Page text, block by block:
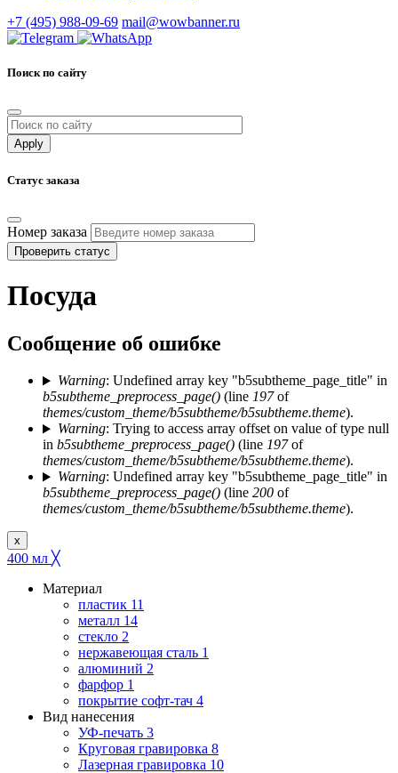
+7 (495) 988-09-69 mail@wowbanner.ru
Поиск по сайту
Статус заказа
Номер заказа
Проверить статус
Посуда
Сообщение об ошибке
Warning: Undefined array key "b5subtheme_page_title" in
b5subtheme_preprocess_page() (line 197of
themes/custom_theme/b5subtheme/b5subtheme.theme).
Warning: Trying to access array offset on value of type null
in b5subtheme_preprocess_page() (line 197of
themes/custom_theme/b5subtheme/b5subtheme.theme).
Warning: Undefined array key "b5subtheme_page_title" in
b5subtheme_preprocess_page() (line 200 of
themes/custom_theme/b5subtheme/b5subtheme.theme).
x
400 мл ╳
Материал
пластик 11
металл 14
стекло 2
нержавеющая сталь 1
алюминий 2
фарфор 1
покрытие софт-тач 4
Вид нанесения
УФ-печать 3
Круговая гравировка 8
Лазерная гравировка 10